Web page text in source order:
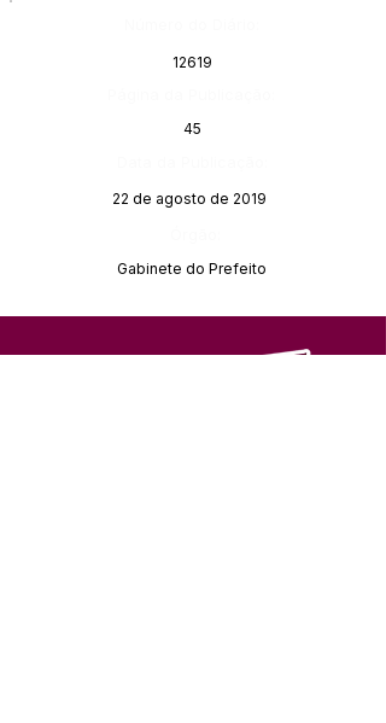
12619
45
22 de agosto de 2019
Gabinete do Prefeito